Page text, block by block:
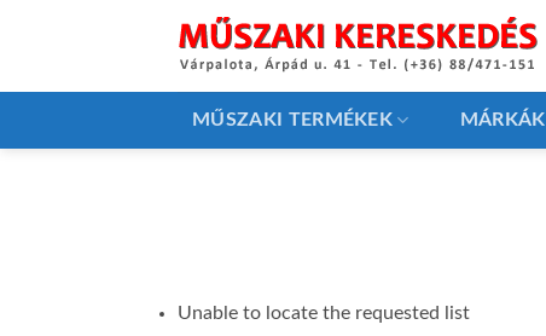
MŰSZAKI TERMÉKEK MÁRKÁK
Unable to locate the requested list